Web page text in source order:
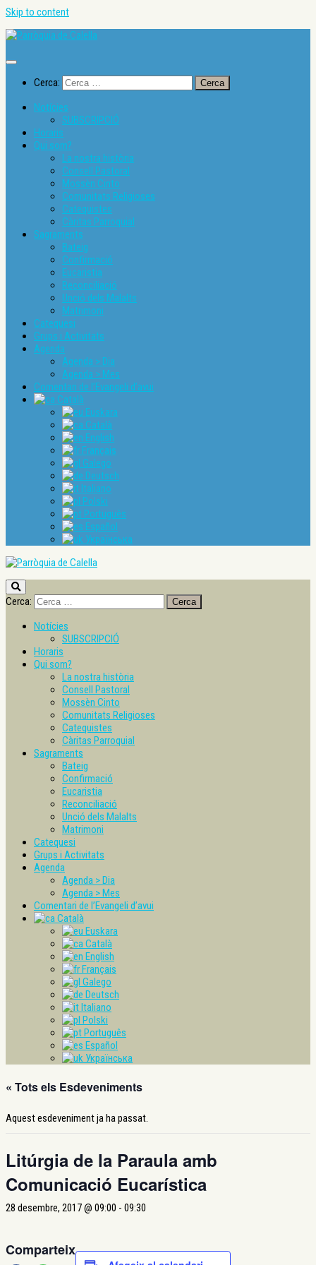
Skip to content
Cerca:
Notícies
SUBSCRIPCIÓ
Horaris
Qui som?
La nostra història
Consell Pastoral
Mossèn Cinto
Comunitats Religioses
Catequistes
Càritas Parroquial
Sagraments
Bateig
Confirmació
Eucaristia
Reconciliació
Unció dels Malalts
Matrimoni
Catequesi
Grups i Activitats
Agenda
Agenda > Dia
Agenda > Mes
Comentari de l’Evangeli d’avui
Català
Euskara
Català
English
Français
Galego
Deutsch
Italiano
Polski
Português
Español
Українська
Cerca:
Notícies
SUBSCRIPCIÓ
Horaris
Qui som?
La nostra història
Consell Pastoral
Mossèn Cinto
Comunitats Religioses
Catequistes
Càritas Parroquial
Sagraments
Bateig
Confirmació
Eucaristia
Reconciliació
Unció dels Malalts
Matrimoni
Catequesi
Grups i Activitats
Agenda
Agenda > Dia
Agenda > Mes
Comentari de l’Evangeli d’avui
Català
Euskara
Català
English
Français
Galego
Deutsch
Italiano
Polski
Português
Español
Українська
« Tots els Esdeveniments
Aquest esdeveniment ja ha passat.
Litúrgia de la Paraula amb
Comunicació Eucarística
28 desembre, 2017 @ 09:00 - 09:30
Comparteix